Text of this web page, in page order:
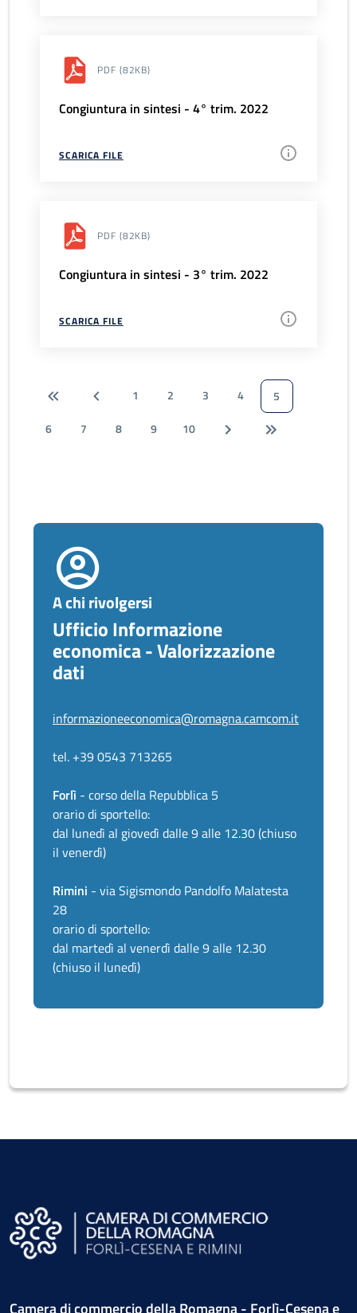
PDF (82KB)
Congiuntura in sintesi - 4° trim. 2022
SCARICA FILE
PDF (82KB)
Congiuntura in sintesi - 3° trim. 2022
SCARICA FILE
1 2 3 4
5
6
7 8 9 10
A chi rivolgersi
Ufficio Informazione
economica - Valorizzazione
dati
informazioneeconomica@romagna.camcom.it
tel. +39 0543 713265
Forlì - corso della Repubblica 5
orario di sportello:
dal lunedì al giovedì dalle 9 alle 12.30 (chiuso
il venerdì)
Rimini - via Sigismondo Pandolfo Malatesta
28
orario di sportello:
dal martedì al venerdì dalle 9 alle 12.30
(chiuso il lunedì)
Camera di commercio della Romagna - Forlì-Cesena e